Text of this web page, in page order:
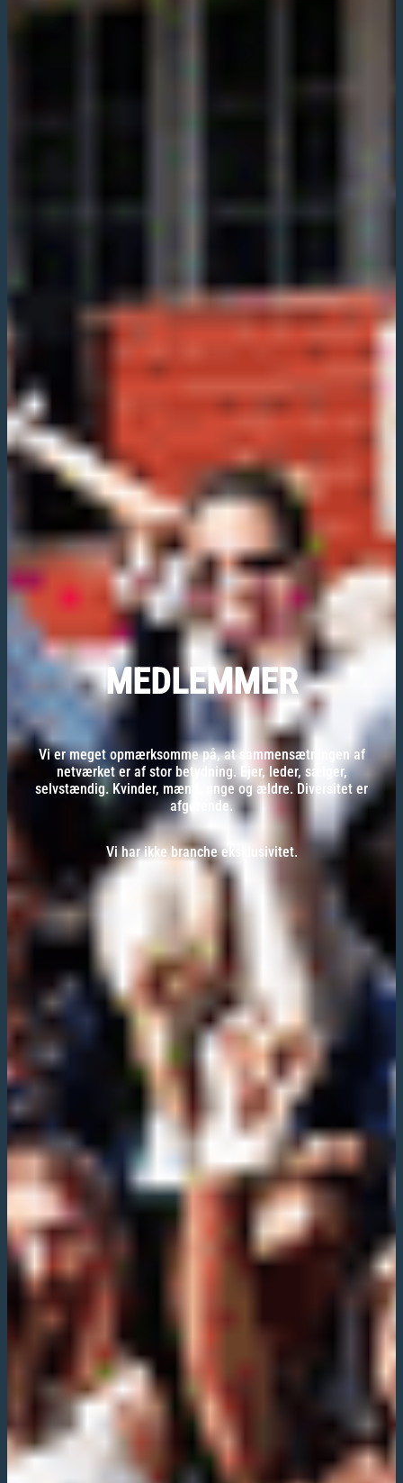
MEDLEMMER
Vi er meget opmærksomme på, at sammensætningen af
netværket er af stor betydning. Ejer, leder, sælger,
selvstændig. Kvinder, mænd, unge og ældre. Diversitet er
afgørende.
Vi har ikke branche eksklusivitet.